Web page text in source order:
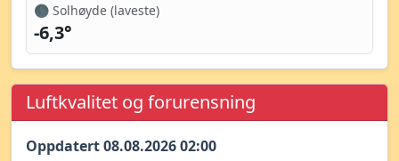
🌑 Solhøyde (laveste)
-6,3°
Luftkvalitet og forurensning
Oppdatert 08.08.2026 02:00